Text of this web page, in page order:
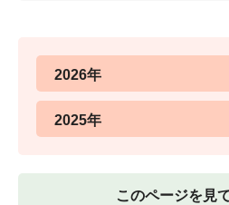
2026年
2025年
このページを見